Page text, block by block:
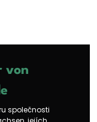
von
společnosti